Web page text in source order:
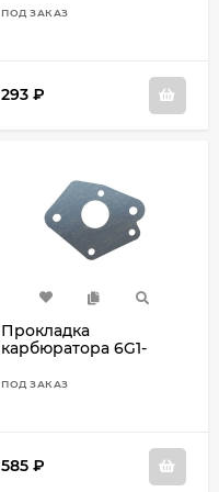
00
ПОД ЗАКАЗ
293 ₽
Прокладка
карбюратора 6G1-
ПОД ЗАКАЗ
585 ₽